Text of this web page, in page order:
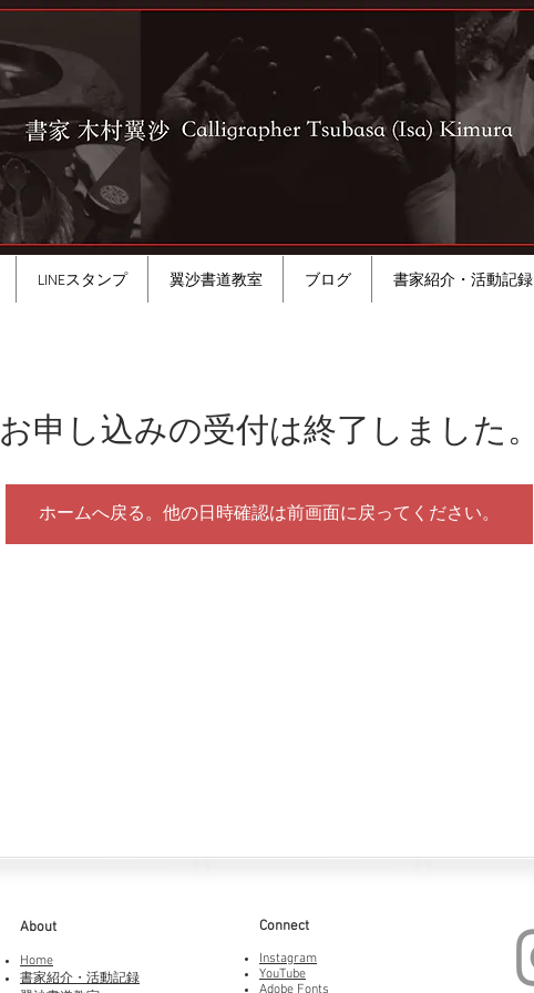
LINEスタンプ 翼沙書道教室 ブログ 書家紹介・活動記録
お申し込みの受付は終了しました。
ホームへ戻る。他の日時確認は前画面に戻ってください。
About
Home
書家紹介・活動記録
Connect
Instagram
YouTube
Adobe Fonts